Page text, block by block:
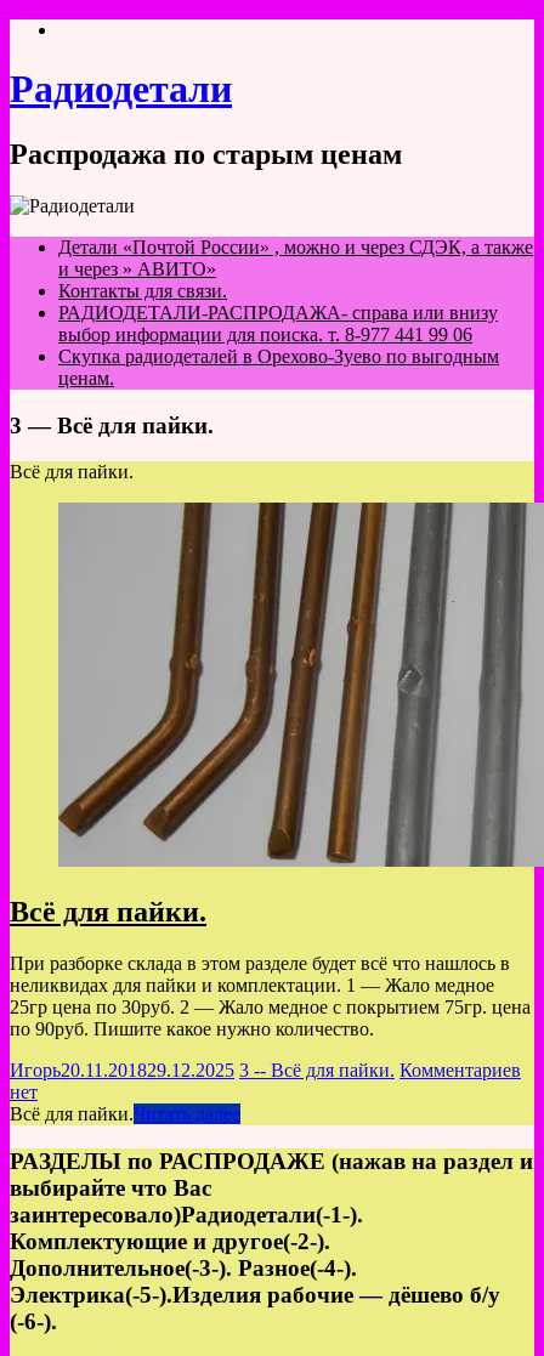
Перейти
содержимому
Радиодетали
Распродажа по старым ценам
Детали «Почтой России» , можно и через СДЭК, а также
и через » АВИТО»
Контакты для связи.
РАДИОДЕТАЛИ-РАСПРОДАЖА- справа или внизу
выбор информации для поиска. т. 8-977 441 99 06
Скупка радиодеталей в Орехово-Зуево по выгодным
ценам.
3 — Всё для пайки.
Всё для пайки.
Всё для пайки.
При разборке склада в этом разделе будет всё что нашлось в
неликвидах для пайки и комплектации. 1 — Жало медное
25гр цена по 30руб. 2 — Жало медное с покрытием 75гр. цена
по 90руб. Пишите какое нужно количество.
Игорь20.11.201829.12.2025 3 -- Всё для пайки. Комментариев
нет
Всё для пайки.Читать далее
РАЗДЕЛЫ по РАСПРОДАЖЕ (нажав на раздел и
выбирайте что Вас
заинтересовало)Радиодетали(-1-).
Комплектующие и другое(-2-).
Дополнительное(-3-). Разное(-4-).
Электрика(-5-).Изделия рабочие — дёшево б/у
(-6-).